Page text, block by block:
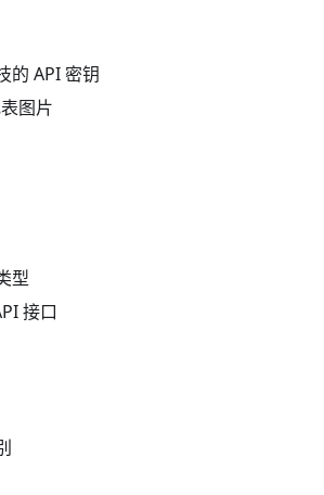
的 API 密钥
图片
型
接口